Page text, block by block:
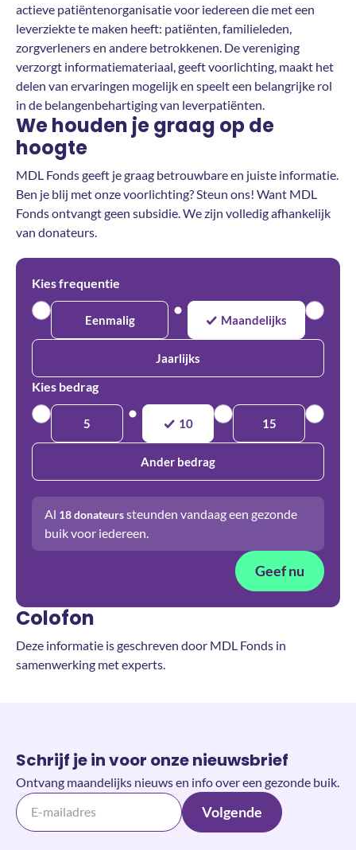
actieve patiëntenorganisatie voor iedereen die met een
leverziekte te maken heeft: patiënten, familieleden,
zorgverleners en andere betrokkenen. De vereniging
verzorgt informatiemateriaal, geeft voorlichting, maakt het
delen van ervaringen mogelijk en speelt een belangrijke rol
in de belangenbehartiging van leverpatiënten.
We houden je graag op de
hoogte
MDL Fonds geeft je graag betrouwbare en juiste informatie.
Ben je blij met onze voorlichting? Steun ons! Want MDL
Fonds ontvangt geen subsidie. We zijn volledig afhankelijk
van donateurs.
Kies frequentie
Eenmalig Maandelijks
Jaarlijks
Kies bedrag
5 10 15
Ander bedrag
Al 18donateurssteunden vandaag een gezonde
buik voor iedereen.
Geef nu
Colofon
Deze informatie is geschreven door MDL Fonds in
samenwerking met experts.
Schrijf je in voor onze nieuwsbrief
Ontvang maandelijks nieuws en info over een gezonde buik.
Volgende